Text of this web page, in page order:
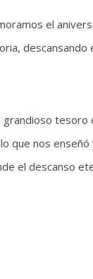
el
descansando
que nos
el descanso